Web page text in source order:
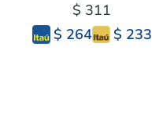
$ 311
$ 264
$ 233